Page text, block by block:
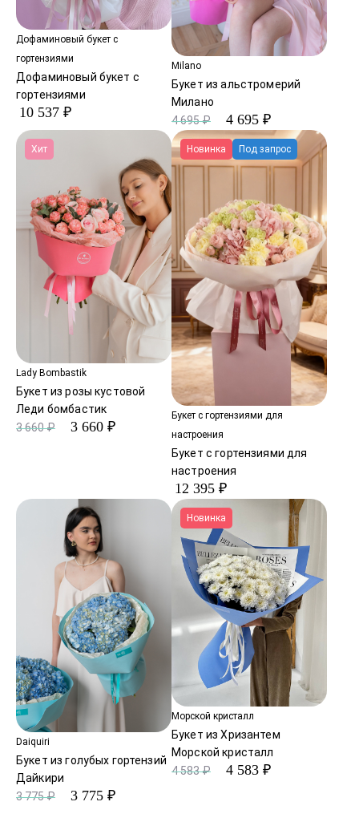
Дофаминовый букет с
гортензиями
Дофаминовый букет с
гортензиями
10 537 ₽
Milano
Букет из альстромерий
Милано
4 695 ₽
4 695 ₽
Хит
Lady Bombastik
Букет из розы кустовой
Леди бомбастик
3 660 ₽
3 660 ₽
Новинка Под запрос
Букет с гортензиями для
настроения
Букет с гортензиями для
настроения
12 395 ₽
Daiquiri
Букет из голубых гортензий
Дайкири
3 775 ₽
3 775 ₽
Новинка
Морской кристалл
Букет из Хризантем
Морской кристалл
4 583 ₽
4 583 ₽